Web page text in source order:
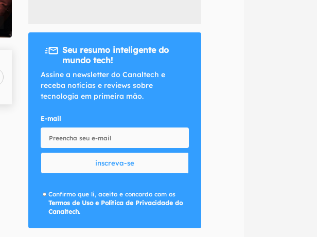
Seu resumo inteligente do
mundo tech!
Assine a newsletter do Canaltech e
receba notícias e reviews sobre
tecnologia em primeira mão.
E-mail
inscreva-se
Confirmo que li, aceito e concordo com os
Termos de Uso e Política de Privacidade do
Canaltech.